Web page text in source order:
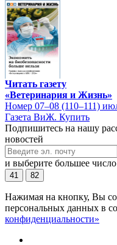
Читать газету
«Ветеринария и Жизнь»
Номер 07–08 (110–111)
Газета ВиЖ. Купить
Подпишитесь на нашу
новостей
и выберите большее число
41 82
Нажимая на кнопку, Вы
персональных данных в
конфиденциальности»